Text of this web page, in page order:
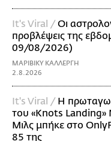
It's Viral /Οι
προβλέψεις της
09/08/2026)
ΜΑΡΙΒΙΚΥ ΚΑΛΛΕΡΓΗ
2.8.2026
It's Viral / Η
του «Knots Landing»
Μιλς μπήκε στο
85 της